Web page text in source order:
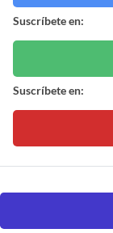
Suscríbete en:
Suscríbete en: